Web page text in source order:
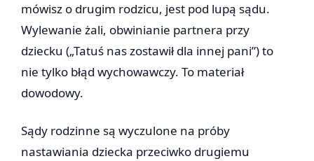
mówisz o drugim rodzicu, jest pod lupą sądu.
Wylewanie żali, obwinianie partnera przy
dziecku („Tatuś nas zostawił dla innej pani”) to
nie tylko błąd wychowawczy. To materiał
dowodowy.
Sądy rodzinne są wyczulone na próby
nastawiania dziecka przeciwko drugiemu